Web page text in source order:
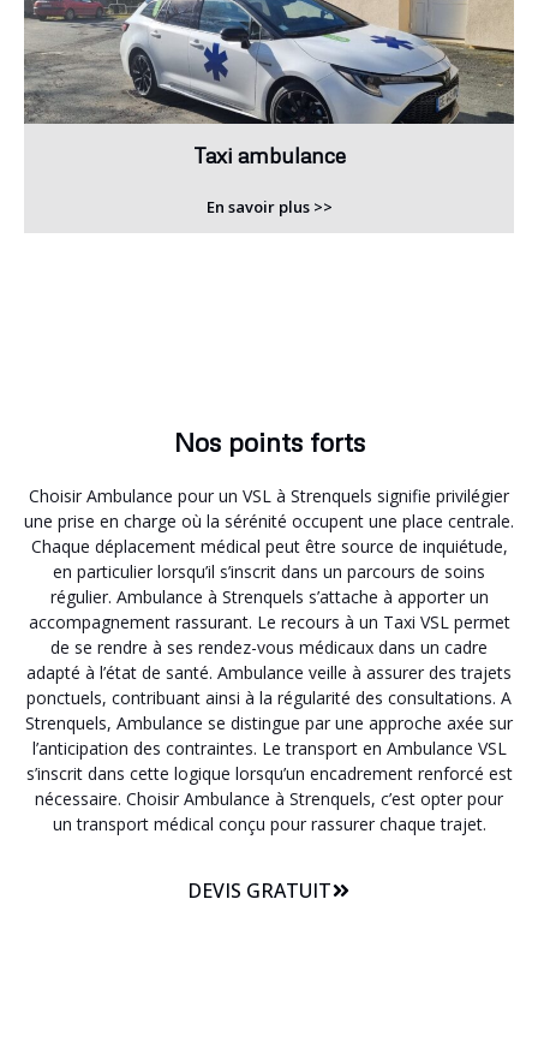
Taxi ambulance
En savoir plus >>
Nos points forts
Choisir Ambulance pour un VSL à Strenquels signifie privilégier
une prise en charge où la sérénité occupent une place centrale.
Chaque déplacement médical peut être source de inquiétude,
en particulier lorsqu’il s’inscrit dans un parcours de soins
régulier. Ambulance à Strenquels s’attache à apporter un
accompagnement rassurant. Le recours à un Taxi VSL permet
de se rendre à ses rendez-vous médicaux dans un cadre
adapté à l’état de santé. Ambulance veille à assurer des trajets
ponctuels, contribuant ainsi à la régularité des consultations. A
Strenquels, Ambulance se distingue par une approche axée sur
l’anticipation des contraintes. Le transport en Ambulance VSL
s’inscrit dans cette logique lorsqu’un encadrement renforcé est
nécessaire. Choisir Ambulance à Strenquels, c’est opter pour
un transport médical conçu pour rassurer chaque trajet.
DEVIS GRATUIT